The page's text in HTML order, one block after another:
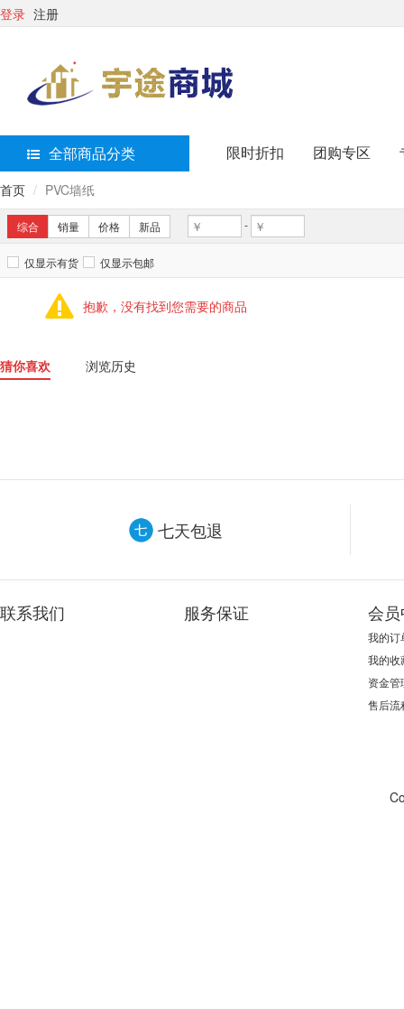
登录 注册
全部商品分类 限时折扣 团购专区
首页 PVC墙纸
综合 销量 价格 新品 -
仅显示有货 仅显示包邮
抱歉，没有找到您需要的商品
猜你喜欢 浏览历史
七天包退
联系我们 服务保证 会
我的订
我的收
资金管
售后流